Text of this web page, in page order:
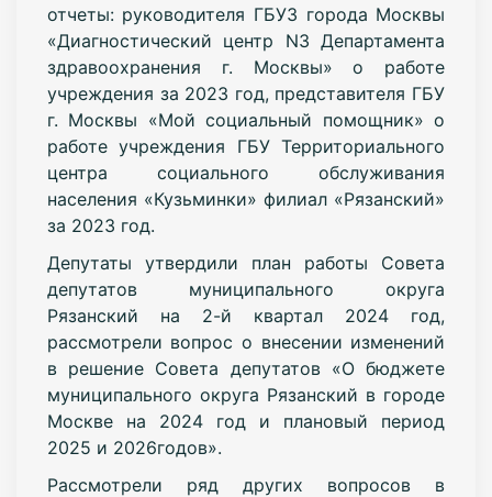
отчеты: руководителя ГБУЗ города Москвы
«Диагностический центр N3 Департамента
здравоохранения г. Москвы» о работе
учреждения за 2023 год, представителя ГБУ
г. Москвы «Мой социальный помощник» о
работе учреждения ГБУ Территориального
центра социального обслуживания
населения «Кузьминки» филиал «Рязанский»
за 2023 год.
Депутаты утвердили план работы Совета
депутатов муниципального округа
Рязанский на 2-й квартал 2024 год,
рассмотрели вопрос о внесении изменений
в решение Совета депутатов «О бюджете
муниципального округа Рязанский в городе
Москве на 2024 год и плановый период
2025 и 2026годов».
Рассмотрели ряд других вопросов в